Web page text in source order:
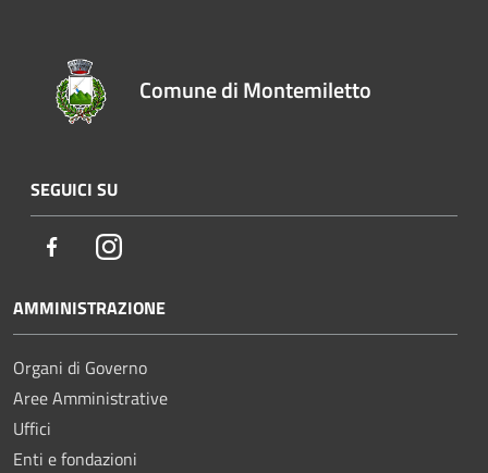
Comune di Montemiletto
SEGUICI SU
FacebookInstagram
AMMINISTRAZIONE
Organi di Governo
Aree Amministrative
Uffici
Enti e fondazioni